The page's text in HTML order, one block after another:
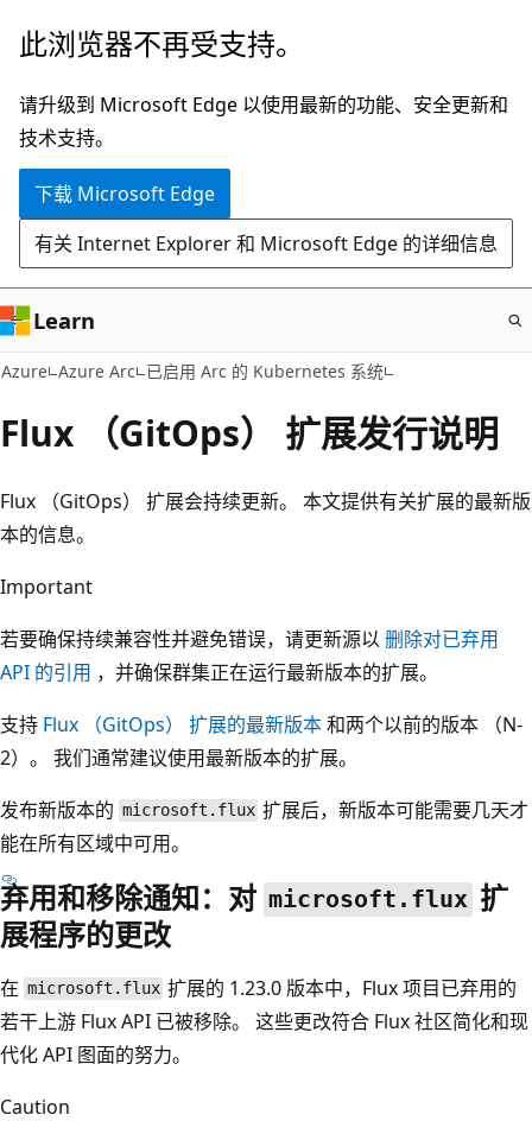
跳
主
要
内
此浏览器不再受支持。
请升级到 Microsoft Edge 以使用最新的功能、安全更新和
技术支持。
下载 Microsoft Edge
有关 Internet Explorer 和 Microsoft Edge 的详细信息
Learn
Azure Azure Arc 已启用 Arc 的 Kubernetes 系统
Flux （GitOps） 扩展发行说明
Flux （GitOps） 扩展会持续更新。 本文提供有关扩展的最新版
本的信息。
Important
若要确保持续兼容性并避免错误，请更新源以 删除对已弃用
API 的引用 ，并确保群集正在运行最新版本的扩展。
支持 Flux （GitOps） 扩展的最新版本和两个以前的版本 （N-
2）。 我们通常建议使用最新版本的扩展。
发布新版本的 microsoft.flux 扩展后，新版本可能需要几天才
能在所有区域中可用。
弃用和移除通知：对 microsoft.flux 扩
展程序的更改
在 microsoft.flux 扩展的 1.23.0 版本中，Flux 项目已弃用的
若干上游 Flux API 已被移除。 这些更改符合 Flux 社区简化和现
代化 API 图面的努力。
Caution